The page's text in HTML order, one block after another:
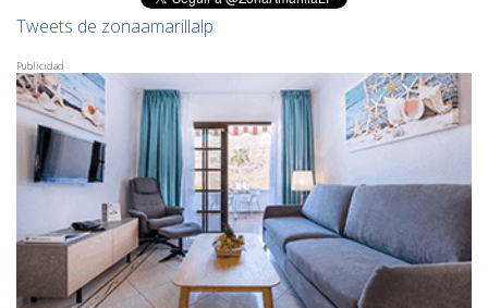
Tweets de zonaamarillalp
Publicidad